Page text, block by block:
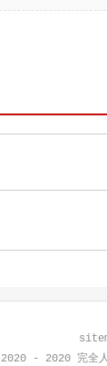
- 2020 完全